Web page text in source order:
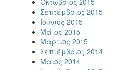
Οκτώβριος 2015
Σεπτέμβριος 2015
Ιούνιος 2015
Μάιος 2015
Μάρτιος 2015
Σεπτέμβριος 2014
Μάιος 2014